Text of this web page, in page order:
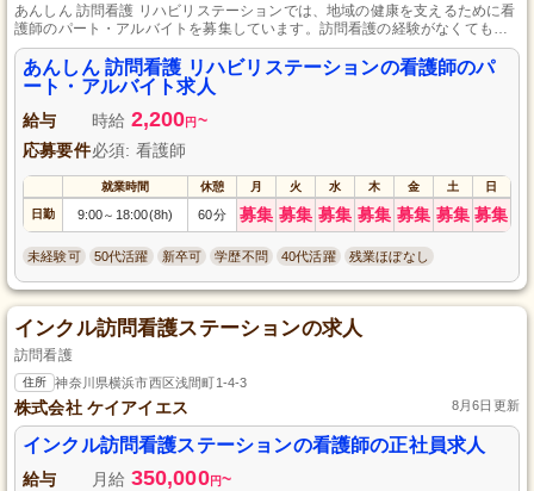
あんしん 訪問看護 リハビリステーションでは、地域の健康を支えるために看
護師のパート・アルバイトを募集しています。訪問看護の経験がなくても、
しっかりサポートしますので安心して働けます。私たちと一緒に、笑顔あふ
れる地域づくりを目指しませんか？お気軽にご応募ください。
あんしん 訪問看護 リハビリステーションの看護師のパ
ート・アルバイト求人
給与 時給 2,200円 ~
応募要件必須: 看護師
就業時間 休憩 月 火 水 木 金 土 日
日勤 9:00～ 18:00(8h) 60分 募集 募集 募集 募集 募集 募集 募集
未経験可 50代活躍 新卒可 学歴不問 40代活躍 残業ほぼなし
インクル訪問看護ステーションの求人
訪問看護
住所 神奈川県横浜市西区浅間町1-4-3
株式会社 ケイアイエス 8月6日更新
インクル訪問看護ステーションの看護師の正社員求人
給与 月給 350,000円~